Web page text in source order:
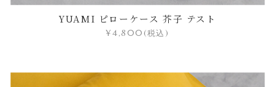
YUAMI ピローケース 芥子 テスト
¥4,800 (税込)